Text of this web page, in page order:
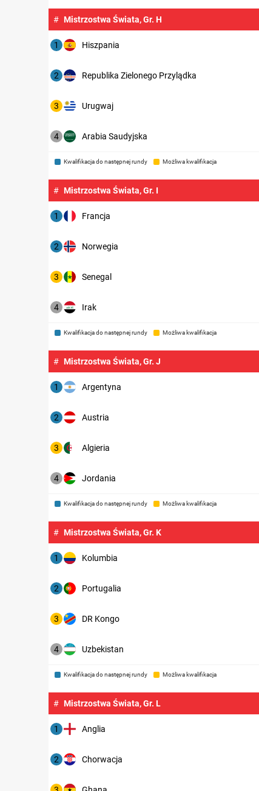
# Mistrzostwa Świata, Gr. H
1 Hiszpania
2 Republika Zielonego Przylądka
3 Urugwaj
4 Arabia Saudyjska
Kwalifikacja do następnej rundy Możliwa kwalifikacja
# Mistrzostwa Świata, Gr. I
1 Francja
2 Norwegia
3 Senegal
4 Irak
Kwalifikacja do następnej rundy Możliwa kwalifikacja
# Mistrzostwa Świata, Gr. J
1 Argentyna
2 Austria
3 Algieria
4 Jordania
Kwalifikacja do następnej rundy Możliwa kwalifikacja
# Mistrzostwa Świata, Gr. K
1 Kolumbia
2 Portugalia
3 DR Kongo
4 Uzbekistan
Kwalifikacja do następnej rundy Możliwa kwalifikacja
# Mistrzostwa Świata, Gr. L
1 Anglia
2 Chorwacja